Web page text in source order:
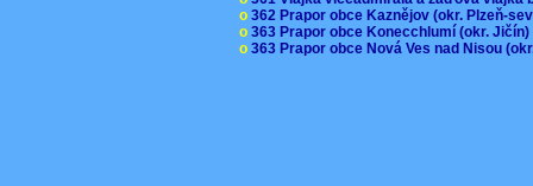
o 362 Prapor obce Kaznějov (okr. Plzeň-
o 363 Prapor obce Konecchlumí (okr.
o 363 Prapor obce Nová Ves nad Nisou